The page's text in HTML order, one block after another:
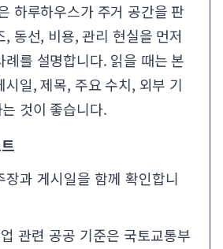
하루하우스가 주거 공간을 판
, 동선, 비용, 관리 현실을 먼저
례를 설명합니다. 읽을 때는 본
시일, 제목, 주요 수치, 외부 기
것이 좋습니다.
장과 게시일을 함께 확인합니
관련 공공 기준은 국토교통부